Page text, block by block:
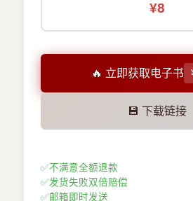
¥8
🔥 立即获取电子书
💾 下载链接
✅不满意全额退款
✅发货失败双倍赔偿
✅邮箱即时发送